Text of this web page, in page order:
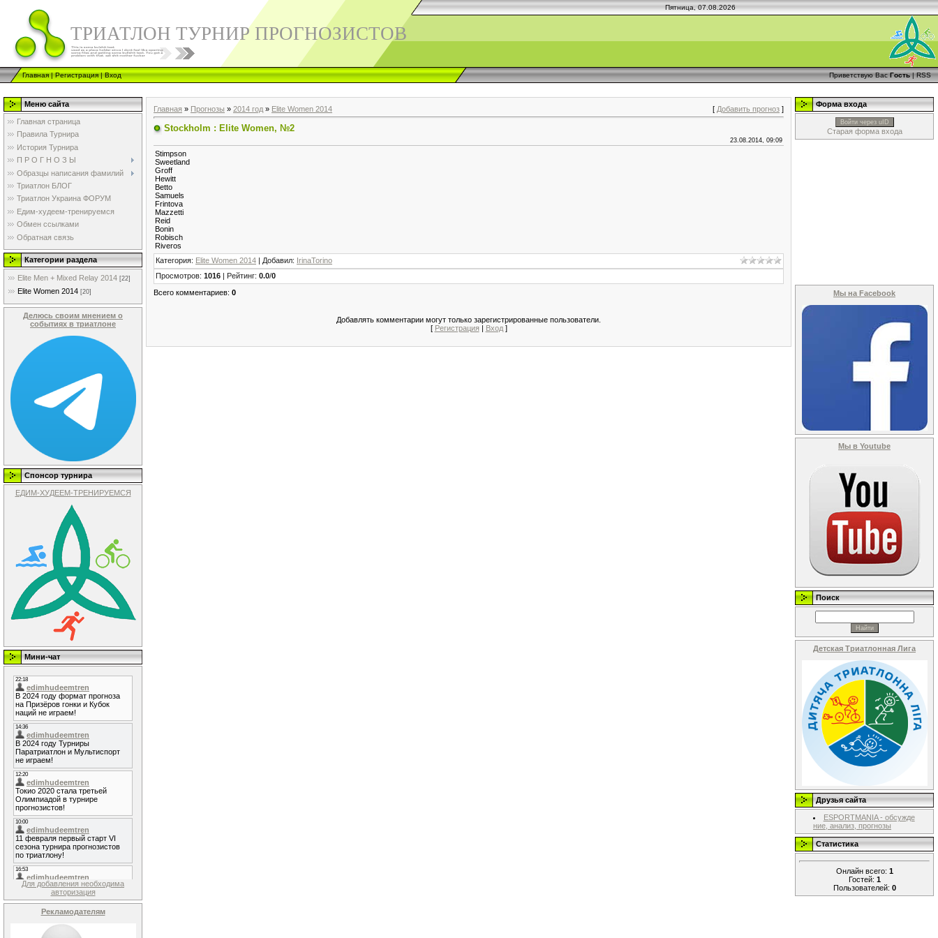
Пятница, 07.08.2026
ТРИАТЛОН ТУРНИР ПРОГНОЗИСТОВ
Главная|Регистрация|Вход Приветствую Вас Гость|RSS
Меню сайта
Главная страница
Правила Турнира
История Турнира
П Р О Г Н О З Ы
Образцы написания фамилий
Триатлон БЛОГ
Триатлон Украина ФОРУМ
Едим-худеем-тренируемся
Обмен ссылками
Обратная связь
Категории раздела
Elite Men + Mixed Relay 2014 [22]
Elite Women 2014 [20]
Делюсь своим мнением о
событиях в триатлоне
Спонсор турнира
ЕДИМ-ХУДЕЕМ-ТРЕНИРУЕМСЯ
Мини-чат
Для добавления необходима
авторизация
Рекламодателям
Главная » Прогнозы » 2014 год » Elite Women 2014 [ Добавить прогноз ]
Stockholm : Elite Women, №2
23.08.2014, 09:09
Stimpson
Sweetland
Groff
Hewitt
Betto
Samuels
Frintova
Mazzetti
Reid
Bonin
Robisch
Riveros
Категория: Elite Women 2014 | Добавил: IrinaTorino
Просмотров: 1016 | Рейтинг: 0.0/0
Всего комментариев: 0
Добавлять комментарии могут только зарегистрированные пользователи.
[ Регистрация | Вход]
Форма входа
Войти через uID
Старая форма входа
Мы на Facebook
Мы в Youtube
Поиск
Детская Триатлонная Лига
Друзья сайта
ESPORTMANIA - обсужде
ние, анализ, прогнозы
Статистика
Онлайн всего: 1
Гостей: 1
Пользователей: 0